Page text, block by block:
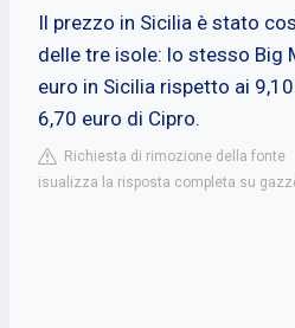
Il prezzo in Sicilia è stato
delle tre isole: lo stesso Big
euro in Sicilia rispetto ai
6,70 euro di Cipro.
Richiesta di rimozione della fonte
isualizza la risposta completa su